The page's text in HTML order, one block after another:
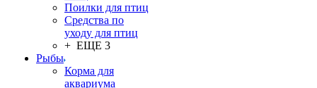
Поилки для птиц
Средства по
уходу для птиц
+ ЕЩЕ 3
Рыбы
Корма для
аквариума